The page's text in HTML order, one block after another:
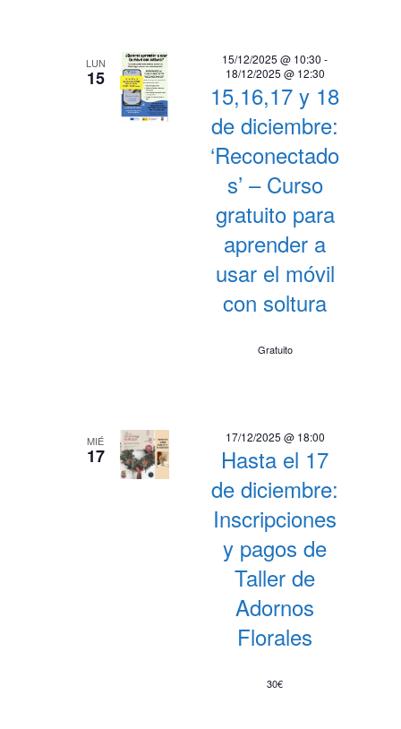
LUN
15
15,16,17 y 18
de diciembre:
‘Reconectado
s’ – Curso
gratuito para
aprender a
usar el móvil
con soltura
15/12/2025 @ 10:30 -
18/12/2025 @ 12:30
Gratuito
MIÉ
17
Hasta el 17
de diciembre:
Inscripciones
y pagos de
Taller de
Adornos
Florales
17/12/2025 @ 18:00
30€